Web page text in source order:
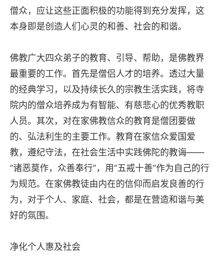
僧众，应让这些正面积极的功能得到充分发挥，这
本身即是创造人们心灵的和善、社会的和谐。
佛教广大四众弟子的教育、引导、帮助，是佛教界
最重要的工作。首先是僧侣人才的培养。透过大量
的经典学习，以及持续长久的宗教生活实践，将寺
院内的僧众培养成为有智能、有慈悲心的优秀教职
人员。其次，对在家佛教信众的教育是僧团要做
的、弘法利生的主要工作。教育在家信众爱国爱
教，遵纪守法，在社会生活中实践佛陀的教诲——
“诸恶莫作，众善奉行”，用“五戒十善”作为自己的行
为规范。在家佛教徒由内在的信仰而启发良善的行
为，对于个人、家庭、社会，都是在营造和谐与美
好的氛围。
净化个人惠及社会